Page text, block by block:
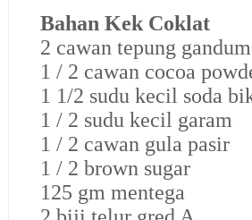
Bahan Kek Coklat
2 cawan tepung gandum
1 / 2 cawan cocoa
1 1/2 sudu kecil soda
1 / 2 sudu kecil garam
1 / 2 cawan gula pasir
1 / 2 brown sugar
125 gm mentega